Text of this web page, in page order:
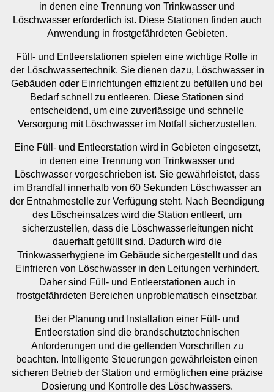
in denen eine Trennung von Trinkwasser und
Löschwasser erforderlich ist. Diese Stationen finden auch
Anwendung in frostgefährdeten Gebieten.
Füll- und Entleerstationen spielen eine wichtige Rolle in
der Löschwassertechnik. Sie dienen dazu, Löschwasser in
Gebäuden oder Einrichtungen effizient zu befüllen und bei
Bedarf schnell zu entleeren. Diese Stationen sind
entscheidend, um eine zuverlässige und schnelle
Versorgung mit Löschwasser im Notfall sicherzustellen.
Eine Füll- und Entleerstation wird in Gebieten eingesetzt,
in denen eine Trennung von Trinkwasser und
Löschwasser vorgeschrieben ist. Sie gewährleistet, dass
im Brandfall innerhalb von 60 Sekunden Löschwasser an
der Entnahmestelle zur Verfügung steht. Nach Beendigung
des Löscheinsatzes wird die Station entleert, um
sicherzustellen, dass die Löschwasserleitungen nicht
dauerhaft gefüllt sind. Dadurch wird die
Trinkwasserhygiene im Gebäude sichergestellt und das
Einfrieren von Löschwasser in den Leitungen verhindert.
Daher sind Füll- und Entleerstationen auch in
frostgefährdeten Bereichen unproblematisch einsetzbar.
Bei der Planung und Installation einer Füll- und
Entleerstation sind die brandschutztechnischen
Anforderungen und die geltenden Vorschriften zu
beachten. Intelligente Steuerungen gewährleisten einen
sicheren Betrieb der Station und ermöglichen eine präzise
Dosierung und Kontrolle des Löschwassers.